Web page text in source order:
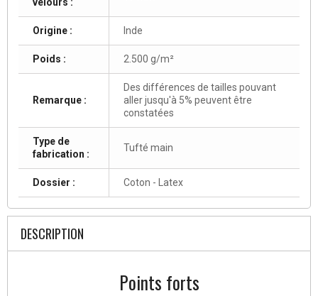
Origine : Inde
Poids : 2.500 g/m²
Remarque :
Des différences de tailles pouvant
aller jusqu'à 5% peuvent être
constatées
Type de
fabrication :
Tufté main
Dossier : Coton - Latex
DESCRIPTION
Points forts